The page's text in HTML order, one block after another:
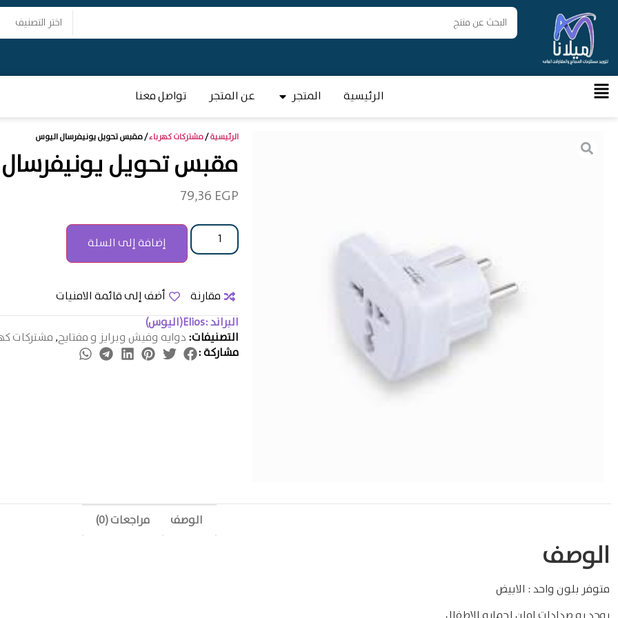
اختر التصنيف
الرئيسية المتجر عن المتجر تواصل معنا
الرئيسية/مشتركات كهرباء/ مقبس تحويل يونيفرسال اليوس
مقبس تحويل
79,36 EGP
إضافة إلى السلة
مقارنة
أضف إلى قائمة الامنيات
البراند :Elios(اليوس)
التصنيفات: دوايه وفيش وبرايز و مفتايح, مشتركات
مشاركة :
الوصف مراجعات (0)
الوصف
متوفر بلون واحد : الابيض